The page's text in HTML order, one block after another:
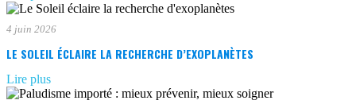
4 juin 2026
LE SOLEIL ÉCLAIRE LA RECHERCHE D’EXOPLANÈTES
Lire plus